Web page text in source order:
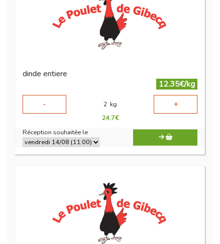
dinde entiere
12.35€/kg
-
2 kg +
24.7€
Réception souhaitée le